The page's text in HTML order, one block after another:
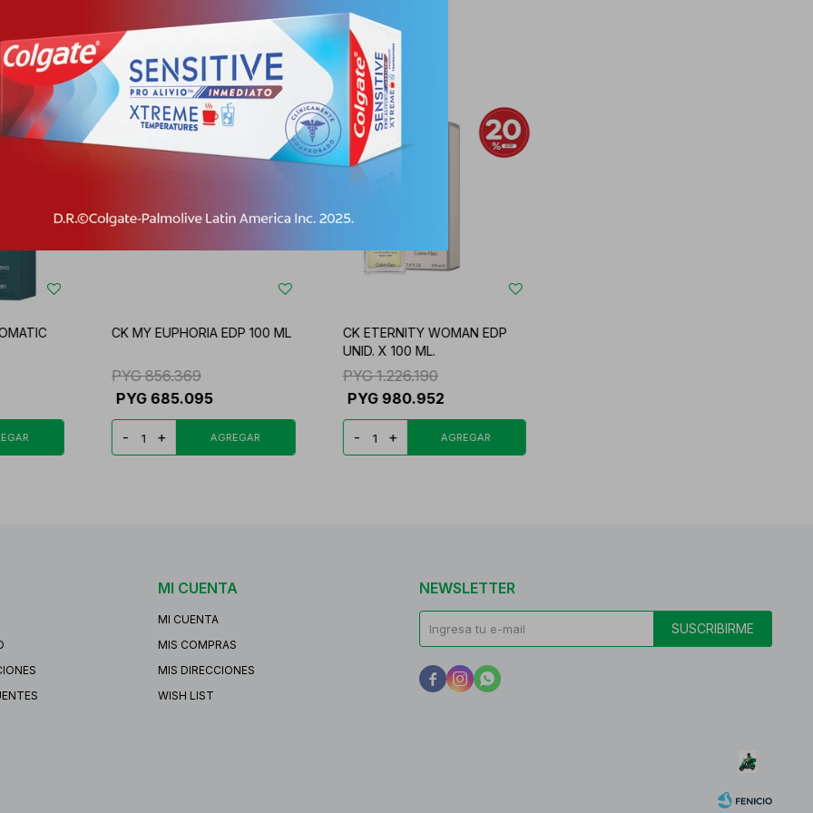
Productos que te pueden interesar
CK MY EUPHORIA EDP 100 ML
PYG 856.369
PYG 685.095
- +
CK ETERNITY WOMAN EDP
UNID. X 100 ML.
PYG 1.226.190
PYG 980.952
- +
MI CUENTA
MI CUENTA
MIS COMPRAS
MIS DIRECCIONES
WISH LIST
NEWSLETTER
SUSCRIBIRME
  